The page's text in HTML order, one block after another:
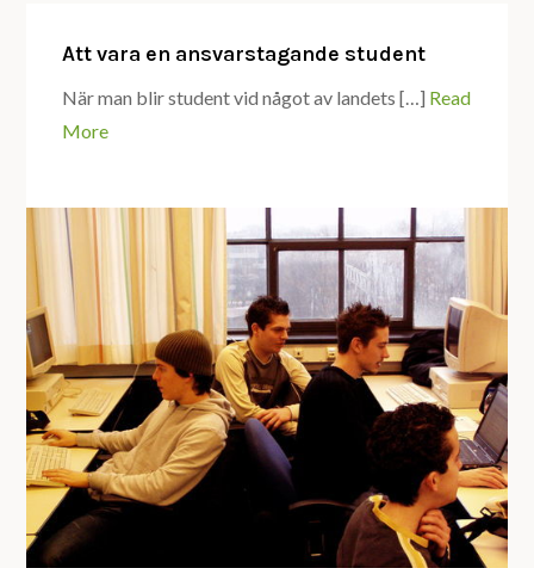
Att vara en ansvarstagande student
När man blir student vid något av landets […] Read
More